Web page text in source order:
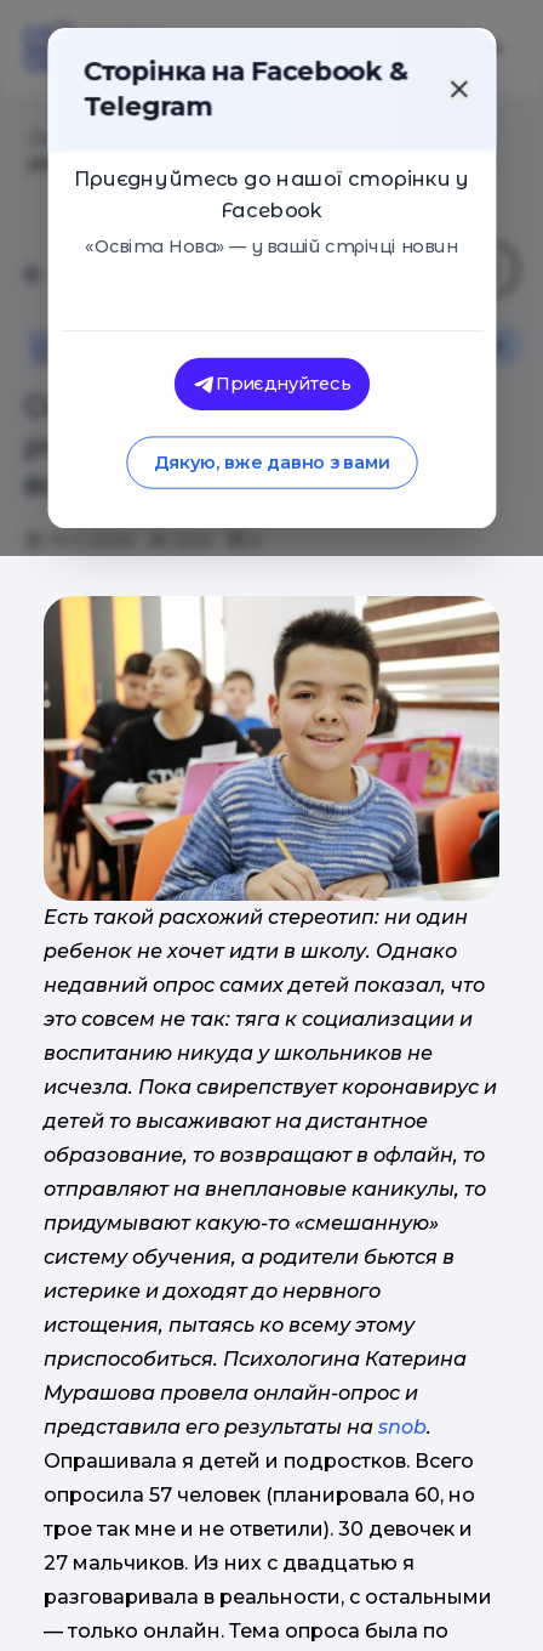
Опрос: «Хорошо бы, чтобы
родители в процессе
воспитания научили меня…»
Есть такой расхожий стереотип: ни один
ребенок не хочет идти в школу. Однако
недавний опрос самих детей показал, что
это совсем не так: тяга к социализации и
воспитанию никуда у школьников не
исчезла. Пока свирепствует коронавирус и
детей то высаживают на дистантное
образование, то возвращают в офлайн, то
отправляют на внеплановые каникулы, то
придумывают какую-то «смешанную»
систему обучения, а родители бьются в
истерике и доходят до нервного
истощения, пытаясь ко всему этому
приспособиться. Психологина Катерина
Мурашова провела онлайн-опрос и
представила его результаты на snob.
Опрашивала я детей и подростков. Всего
опросила 57 человек (планировала 60, но
трое так мне и не ответили). 30 девочек и
27 мальчиков. Из них с двадцатью я
разговаривала в реальности, с остальными
— только онлайн. Тема опроса была по
Сторінка на Facebook &
Telegram
Приєднуйтесь до нашої сторінки у
Facebook
«Освіта Нова» — у вашій стрічці новин
Приєднуйтесь
Дякую, вже давно з вами